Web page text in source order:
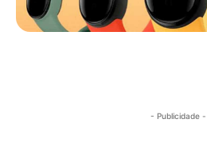
- Publicidade -